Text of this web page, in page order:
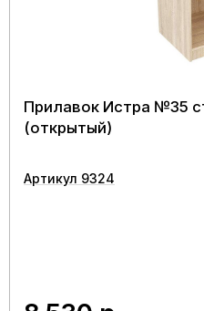
Прилавок Истра №35
(открытый)
Артикул 9324